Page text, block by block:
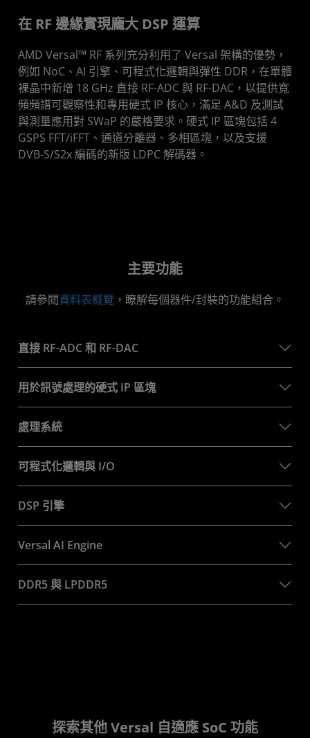
在 RF 邊緣實現龐大 DSP 運算
AMD Versal™ RF 系列充分利用了 Versal 架構的優勢，
例如 NoC、AI 引擎、可程式化邏輯與彈性 DDR，在單體
裸晶中新增 18 GHz 直接 RF-ADC 與 RF-DAC，以提供寬
頻頻譜可觀察性和專用硬式 IP 核心，滿足 A&D 及測試
與測量應用對 SWaP 的嚴格要求。硬式 IP 區塊包括 4
GSPS FFT/iFFT、通道分離器、多相區塊，以及支援
DVB-S/S2x 編碼的新版 LDPC 解碼器。
主要功能
請參閱資料表概覽 ，瞭解每個器件/封裝的功能組合。
直接 RF-ADC 和 RF-DAC
用於訊號處理的硬式 IP 區塊
處理系統
可程式化邏輯與 I/O
DSP 引擎
Versal AI Engine
DDR5 與 LPDDR5
探索其他 Versal 自適應 SoC 功能